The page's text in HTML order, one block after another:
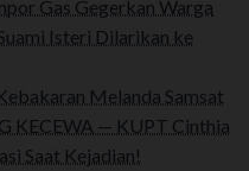
Gas Gegerkan Warga
Isteri Dilarikan ke
Melanda Samsat
KECEWA — KUPT Cinthia
Saat Kejadian!